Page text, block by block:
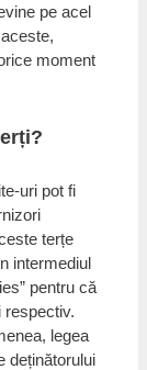
pe acel
moment
uri pot fi
terțe
intermediul
pentru că
respectiv.
legea
deținătorului